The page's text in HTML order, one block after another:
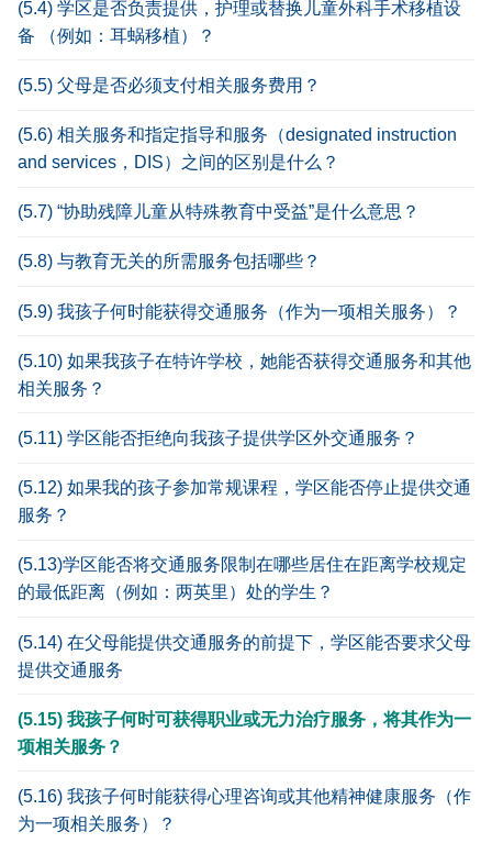
(5.4) 学区是否负责提供，护理或替换儿童外科手术移植设
备 （例如：耳蜗移植）？
(5.5) 父母是否必须支付相关服务费用？
(5.6) 相关服务和指定指导和服务（designated instruction
and services，DIS）之间的区别是什么？
(5.7) “协助残障儿童从特殊教育中受益”是什么意思？
(5.8) 与教育无关的所需服务包括哪些？
(5.9) 我孩子何时能获得交通服务（作为一项相关服务）？
(5.10) 如果我孩子在特许学校，她能否获得交通服务和其他
相关服务？
(5.11) 学区能否拒绝向我孩子提供学区外交通服务？
(5.12) 如果我的孩子参加常规课程，学区能否停止提供交通
服务？
(5.13)学区能否将交通服务限制在哪些居住在距离学校规定
的最低距离（例如：两英里）处的学生？
(5.14) 在父母能提供交通服务的前提下，学区能否要求父母
提供交通服务
(5.15) 我孩子何时可获得职业或无力治疗服务，将其作为一
项相关服务？
(5.16) 我孩子何时能获得心理咨询或其他精神健康服务（作
为一项相关服务）？